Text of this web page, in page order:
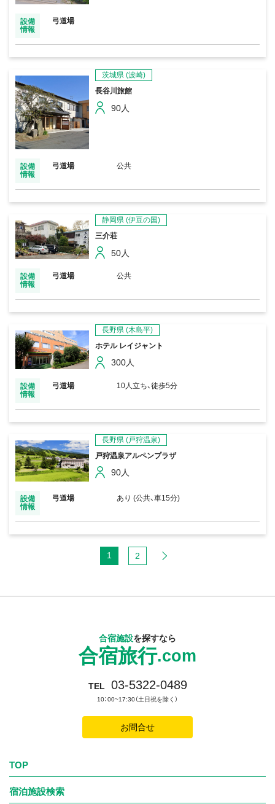
設備
情報
弓道場
茨城県 (波崎)
長谷川旅館
90人
設備
情報
弓道場 公共
静岡県 (伊豆の国)
三介荘
50人
設備
情報
弓道場 公共
長野県 (木島平)
ホテル レイジャント
300人
設備
情報
弓道場 10人立ち、徒歩5分
長野県 (戸狩温泉)
戸狩温泉アルペンプラザ
90人
設備
情報
弓道場 あり (公共、車15分)
1 2
合宿施設を探すなら
合宿旅行.com
TEL 03-5322-0489
10：00~17:30（土日祝を除く）
お問合せ
TOP
宿泊施設検索